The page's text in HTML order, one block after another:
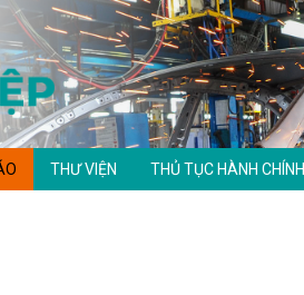
THƯ VIỆN THỦ TỤC HÀNH CHÍNH